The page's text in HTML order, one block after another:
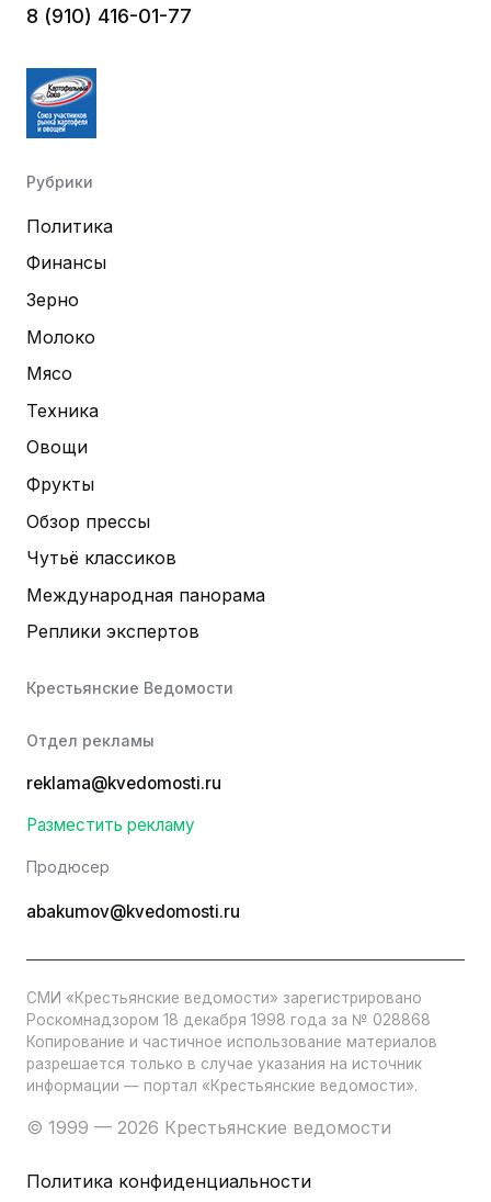
8 (910) 416-01-77
Рубрики
Политика
Финансы
Зерно
Молоко
Мясо
Техника
Овощи
Фрукты
Обзор прессы
Чутьё классиков
Международная панорама
Реплики экспертов
Крестьянские Ведомости
Отдел рекламы
reklama@kvedomosti.ru
Разместить рекламу
Продюсер
abakumov@kvedomosti.ru
СМИ «Крестьянские ведомости» зарегистрировано
Роскомнадзором 18 декабря 1998 года за № 028868
Копирование и частичное использование материалов
разрешается только в случае указания на источник
информации — портал «Крестьянские ведомости».
© 1999 — 2026 Крестьянские ведомости
Политика конфиденциальности